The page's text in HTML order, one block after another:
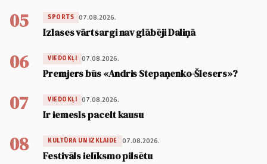
05 SPORTS 07.08.2026.
Izlases vārtsargi nav glābēji Daliņā
06 VIEDOKĻI 07.08.2026.
Premjers būs «Andris Stepaņenko-Šlesers»?
07 VIEDOKĻI 07.08.2026.
Ir iemesls pacelt kausu
08 KULTŪRA UN IZKLAIDE 07.08.2026.
Festivāls ielīksmo pilsētu